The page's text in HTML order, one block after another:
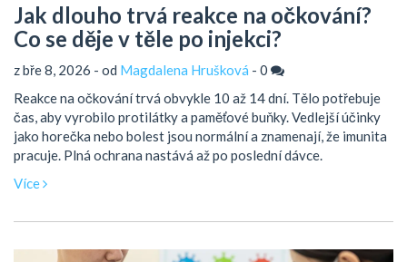
Jak dlouho trvá reakce na očkování?
Co se děje v těle po injekci?
z bře 8, 2026 - od Magdalena Hrušková - 0
Reakce na očkování trvá obvykle 10 až 14 dní. Tělo potřebuje
čas, aby vyrobilo protilátky a paměťové buňky. Vedlejší účinky
jako horečka nebo bolest jsou normální a znamenají, že imunita
pracuje. Plná ochrana nastává až po poslední dávce.
Více